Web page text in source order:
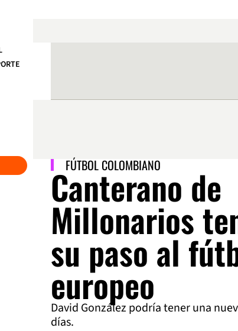
FÚTBOL COLOMBIANO
Canterano de
Millonarios
su paso al
europeo
David González podría tener una
días.